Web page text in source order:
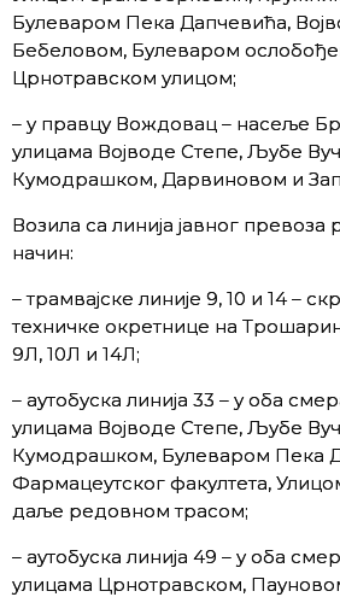
Булеваром Пека Дапчевића,
Бебеловом, Булеваром
Црнотравском улицом;
– у правцу Вождовац – насеље
улицама Војводе Степе, Љубе
Кумодрашком, Дарвиновом и
Возила са линија јавног
начин:
– трамвајске линије 9, 10 и 14 –
техничке окретнице на
9Л, 10Л и 14Л;
– аутобуска линија 33 – у оба
улицама Војводе Степе, Љубе
Кумодрашком, Булеваром Пека
Фармацеутског факултета,
даље редовном трасом;
– аутобуска линија 49 – у оба
улицама Црнотравском,